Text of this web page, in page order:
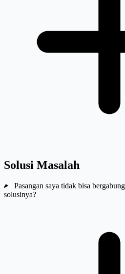
Solusi Masalah
Pasangan saya tidak bisa
solusinya?